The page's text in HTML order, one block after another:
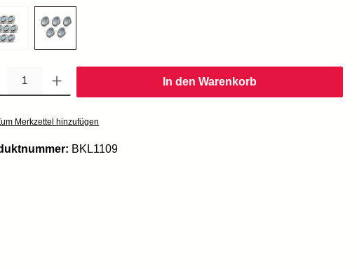
In den Warenkorb
Merkzettel hinzufügen
BKL1109